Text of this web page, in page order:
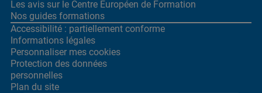
Les avis sur le Centre Européen de Formation
Nos guides formations
Accessibilité : partiellement conforme
Informations légales
Personnaliser mes cookies
Protection des données
personnelles
Plan du site